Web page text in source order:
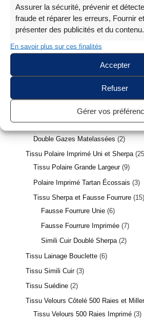
Assurer la sécurité, prévenir et
fraude et réparer les erreurs, Fournir et
présenter des publicités et du contenu.
En savoir plus sur ces finalités
Accepter
Refuser
Gérer vos
Poppy Fabrics
1
Tissus Festifs et Coton Noël 13
Tissu Éponge Bambou Oeko Tex
Tissu Imperméable Pour Extérieur Anti-
Double Gazes Imprimées 30
Double Gazes Teintées Imprimées 2
Double Gazes Matelassées 2
Tissu Polaire Imprimé Uni et Sherpa 25
Tissu Polaire Grande Largeur 9
Polaire Imprimé Tartan Écossais 3
Tissu Sherpa et Fausse Fourrure 15
Fausse Fourrure Unie 6
Fausse Fourrure Imprimée 7
Simili Cuir Doublé Sherpa 2
Tissu Lainage Bouclette 6
Tissu Simili Cuir 3
Tissu Suédine 2
Tissu Velours Côtelé 500 Raies et
Tissu Velours 500 Raies Imprimé 3